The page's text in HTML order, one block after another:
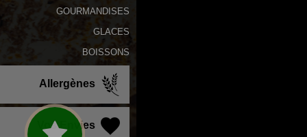
GOURMANDISES
GLACES
BOISSONS
Allergènes
Vos Envies